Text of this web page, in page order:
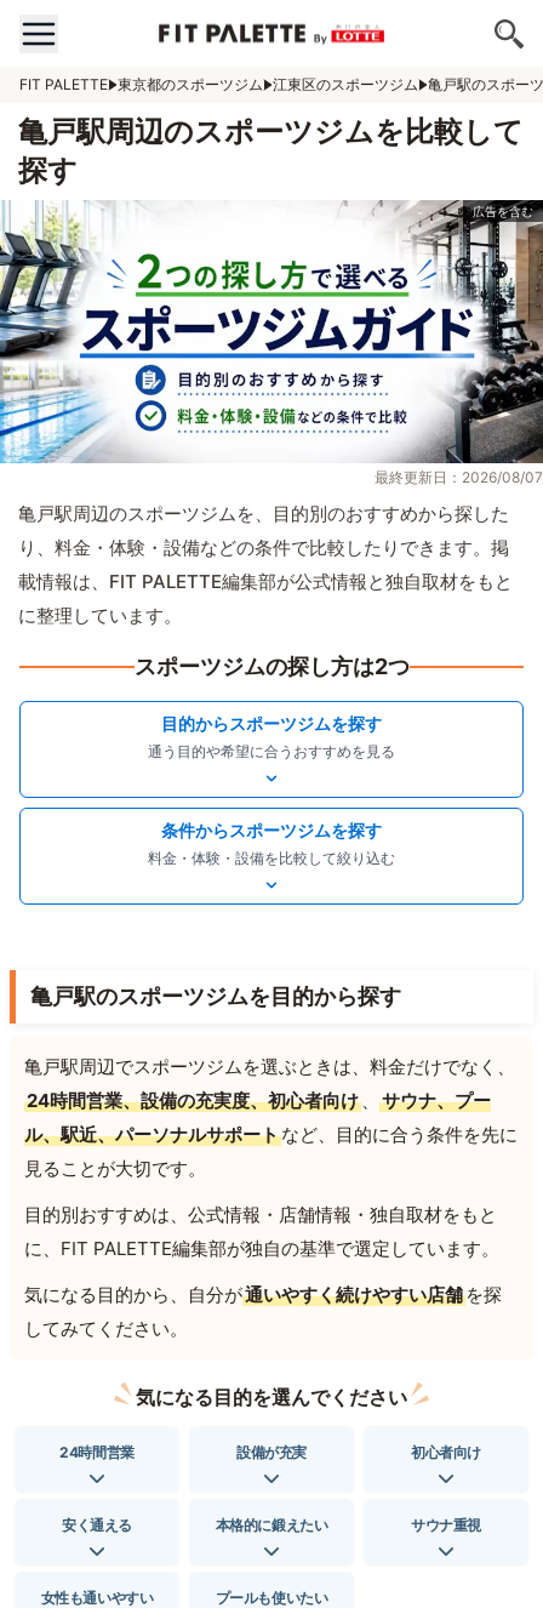
FIT PALETTE 東京都のスポーツジム 江東区のスポーツジム 亀戸駅のスポー
亀戸駅周辺のスポーツジムを比較して
探す
最終更新日：2026/08/07
亀戸駅周辺のスポーツジムを、目的別のおすすめから探した
り、料金・体験・設備などの条件で比較したりできます。掲
載情報は、FIT PALETTE編集部が公式情報と独自取材をもと
に整理しています。
スポーツジムの探し方は2つ
目的からスポーツジムを探す
通う目的や希望に合うおすすめを見る
条件からスポーツジムを探す
料金・体験・設備を比較して絞り込む
亀戸駅のスポーツジムを目的から探す
亀戸駅周辺でスポーツジムを選ぶときは、料金だけでなく、
24時間営業、設備の充実度、初心者向け 、
サウナ、プー
ル、駅近、パーソナルサポートなど、目的に合う条件を先に
見ることが大切です。
目的別おすすめは、公式情報・店舗情報・独自取材をもと
に、FIT PALETTE編集部が独自の基準で選定しています。
気になる目的から、自分が通いやすく続けやすい店舗 を探
してみてください。
気になる目的を選んでください
24時間営業 設備が充実 初心者向け
安く通える 本格的に鍛えたい サウナ重視
女性も通いやすい プールも使いたい